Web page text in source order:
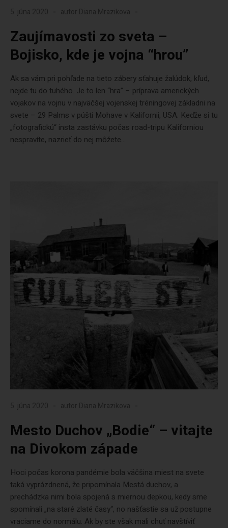
5. júna 2020 autor Diana Mrazikova
Zaujímavosti zo sveta –
Bojisko, kde je vojna “hrou”
Ak sa vám pri pohľade na tieto zábery sťahuje žalúdok, kľud,
nejde tu do tuhého. Je to len “hra” – príprava amerických
vojakov na vojnu v najväčšej vojenskej tréningovej základni na
svete – 29 Palms v púšti Mohave v Kalifornii, USA. Keďže si tu
„fotografickú“ insta zastávku počas road-tripu Kaliforniou
nespravíte, nazrieť do nej môžete...
5. júna 2020 autor Diana Mrazikova
Mesto Duchov „Bodie“ – vitajte
na Divokom západe
Hoci počas korona pandémie bola väčšina miest na svete
taká vyprázdnená, že pripomínala Mestá duchov, a
prechádzka nimi bola spojená s miernou depkou, kedy sme
spomínali „na staré zlaté časy“, no našťastie sa už postupne
vraciame do normálu. Ak by ste však mali chuť navštíviť